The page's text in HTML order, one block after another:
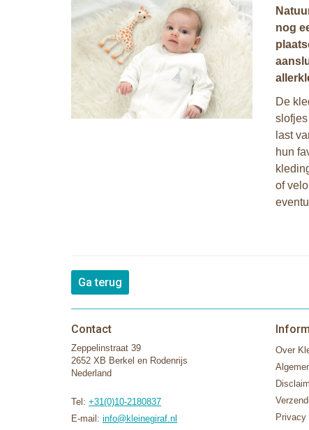
nog
De
last
hun
of
Ga terug
Contact
Zeppelinstraat 39
2652 XB Berkel en Rodenrijs
Nederland
Tel: +31(0)10-2180837
E-mail: info@kleinegiraf.nl
Over
Privacy